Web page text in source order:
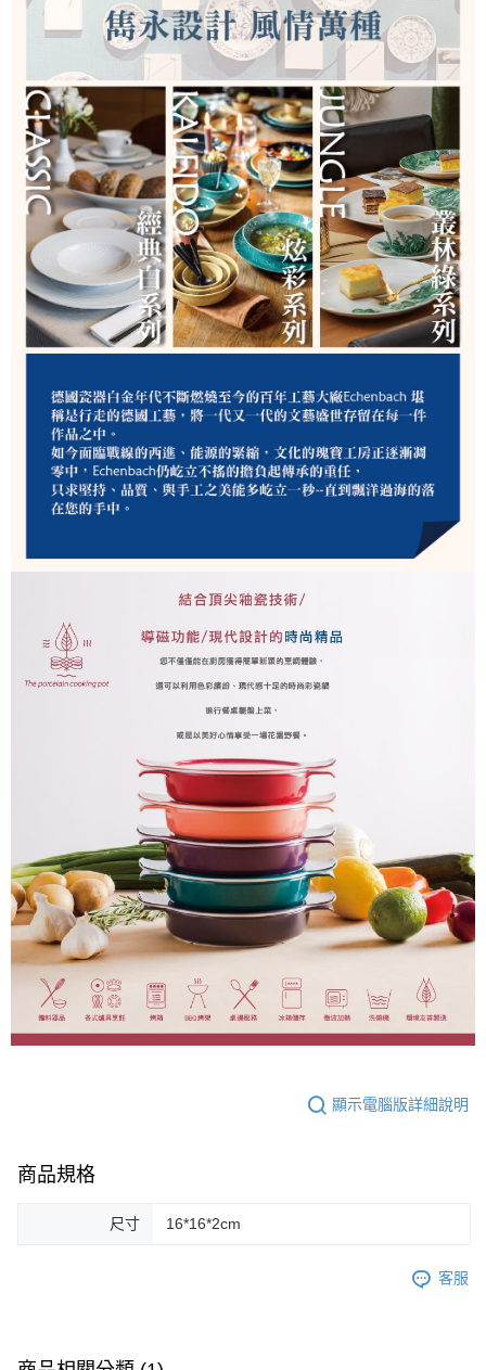
顯示電腦版詳細說明
商品規格
尺寸 16*16*2cm
客服